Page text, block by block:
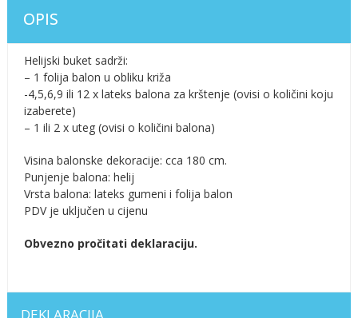
OPIS
Helijski buket sadrži:
– 1 folija balon u obliku križa
-4,5,6,9 ili 12 x lateks balona za krštenje (ovisi o količini koju
izaberete)
– 1 ili 2 x uteg (ovisi o količini balona)
Visina balonske dekoracije: cca 180 cm.
Punjenje balona: helij
Vrsta balona: lateks gumeni i folija balon
PDV je uključen u cijenu
Obvezno pročitati deklaraciju.